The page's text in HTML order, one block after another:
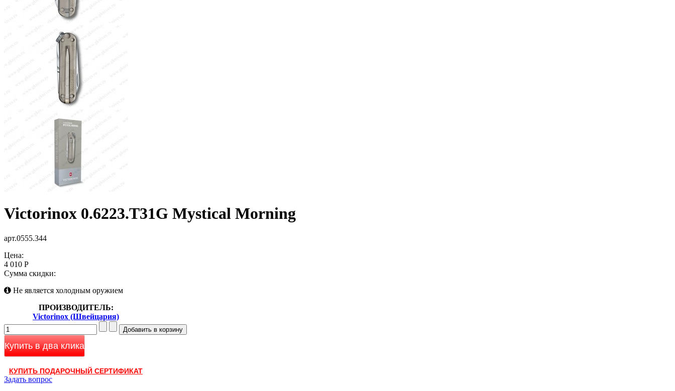
Victorinox 0.6223.T31G Mystical Morning
арт.0555.344
Цена:
4 010 Р
Сумма скидки:
Не является холодным оружием
ПРОИЗВОДИТЕЛЬ:
Victorinox (Швейцария)
Купить в два клика
КУПИТЬ ПОДАРОЧНЫЙ СЕРТИФИКАТ
Задать вопрос